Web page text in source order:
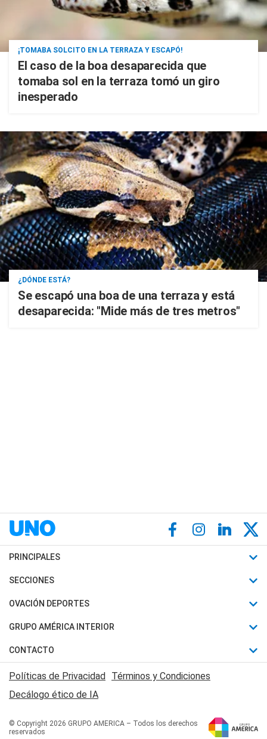
¡TOMABA SOLCITO EN LA TERRAZA Y ESCAPÓ!
El caso de la boa desaparecida que
tomaba sol en la terraza tomó un giro
inesperado
¿DÓNDE ESTÁ?
Se escapó una boa de una terraza y está
desaparecida: "Mide más de tres metros"
PRINCIPALES
Últimas Noticias
Política
Judiciales
Economia
SECCIONES
Horóscopo
Motores
Trucos caseros
Series y Películas
Edictos y Solicitadas
OVACIÓN DEPORTES
Fútbol
Mundial
Automovilismo
Rugby
Básquet
GRUPO AMÉRICA INTERIOR
Canal 7 en Vivo
San Juan 8
CONTACTO
Acerca de Nosotros
Contactanos
Políticas de Privacidad Términos y Condiciones
Decálogo ético de IA
© Copyright 2026 GRUPO AMERICA – Todos los derechos
reservados